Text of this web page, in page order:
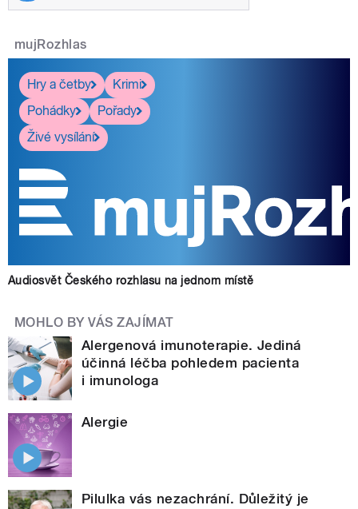
mujRozhlas
Hry a četby
Krimi
Pohádky
Pořady
Živé vysílání
Audiosvět Českého rozhlasu na jednom místě
MOHLO BY VÁS ZAJÍMAT
Alergenová imunoterapie. Jediná
účinná léčba pohledem pacienta
i imunologa
Alergie
Pilulka vás nezachrání. Důležitý je